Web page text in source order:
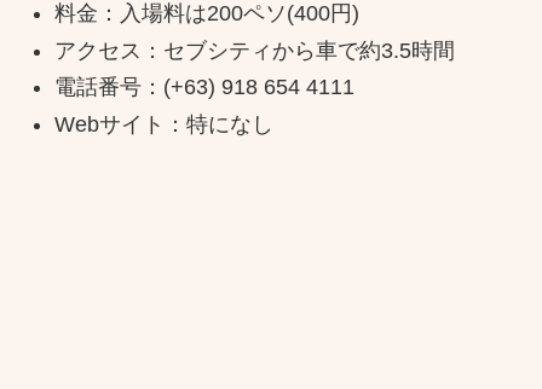
料金：入場料は200ペソ(400円)
アクセス：セブシティから車で約3.5時間
電話番号：(+63) 918 654 4111
Webサイト：特になし